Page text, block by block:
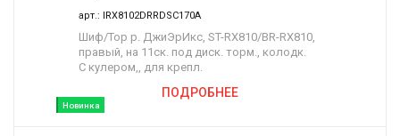
Новинка
арт.: IRX8102DRRDSC170A
Шиф/Тор р. ДжиЭрИкс, ST-RX810/BR-RX810,
правый, на 11ск. под диск. торм., колодк.
С кулером,, для крепл.
ПОДРОБНЕЕ